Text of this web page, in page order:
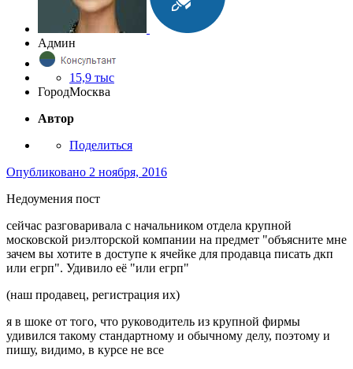
Админ
15,9 тыс
ГородМосква
Автор
Поделиться
Опубликовано 2 ноября, 2016
Недоумения пост
сейчас разговаривала с начальником отдела крупной
московской риэлторской компании на предмет "объясните мне
зачем вы хотите в доступе к ячейке для продавца писать дкп
или егрп". Удивило её "или егрп"
(наш продавец, регистрация их)
я в шоке от того, что руководитель из крупной фирмы
удивился такому стандартному и обычному делу, поэтому и
пишу, видимо, в курсе не все